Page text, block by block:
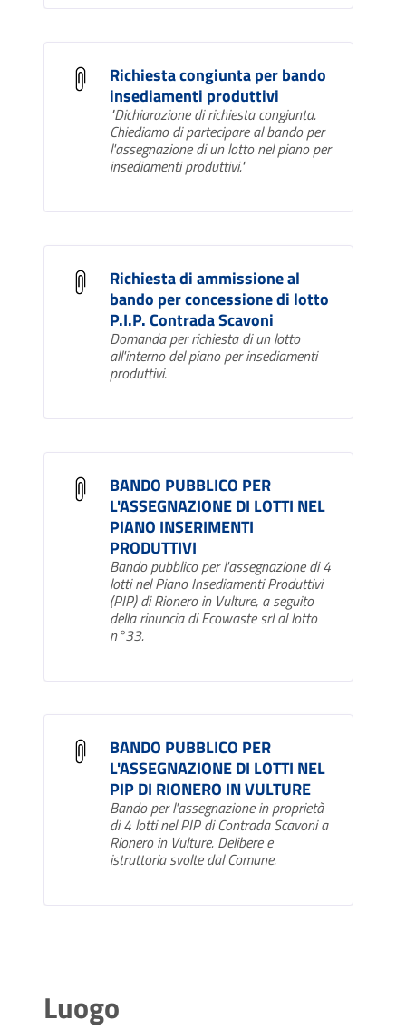
Richiesta congiunta per bando
insediamenti produttivi
"Dichiarazione di richiesta congiunta.
Chiediamo di partecipare al bando per
l'assegnazione di un lotto nel piano per
insediamenti produttivi."
Richiesta di ammissione al
bando per concessione di lotto
P.I.P. Contrada Scavoni
Domanda per richiesta di un lotto
all'interno del piano per insediamenti
produttivi.
BANDO PUBBLICO PER
L'ASSEGNAZIONE DI LOTTI NEL
PIANO INSERIMENTI
PRODUTTIVI
Bando pubblico per l'assegnazione di 4
lotti nel Piano Insediamenti Produttivi
(PIP) di Rionero in Vulture, a seguito
della rinuncia di Ecowaste srl al lotto
n°33.
BANDO PUBBLICO PER
L'ASSEGNAZIONE DI LOTTI NEL
PIP DI RIONERO IN VULTURE
Bando per l'assegnazione in proprietà
di 4 lotti nel PIP di Contrada Scavoni a
Rionero in Vulture. Delibere e
istruttoria svolte dal Comune.
Luogo